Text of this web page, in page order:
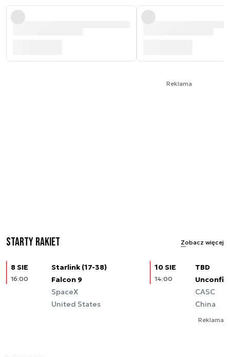
Reklama
Starty rakiet Zobacz więcej
8 SIE
16:00
Starlink (17-38)
Falcon 9
SpaceX
United States
10 SIE
14:00
TBD
CASC
China
Reklama